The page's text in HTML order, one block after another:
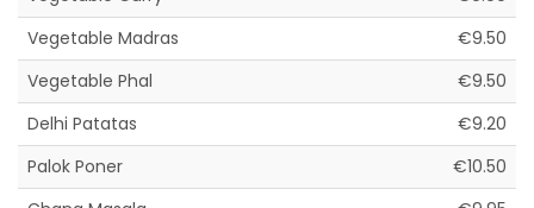
Vegetable Madras
€9.50
Vegetable Phal
€9.50
Delhi Patatas
€9.20
Palok Poner
€10.50